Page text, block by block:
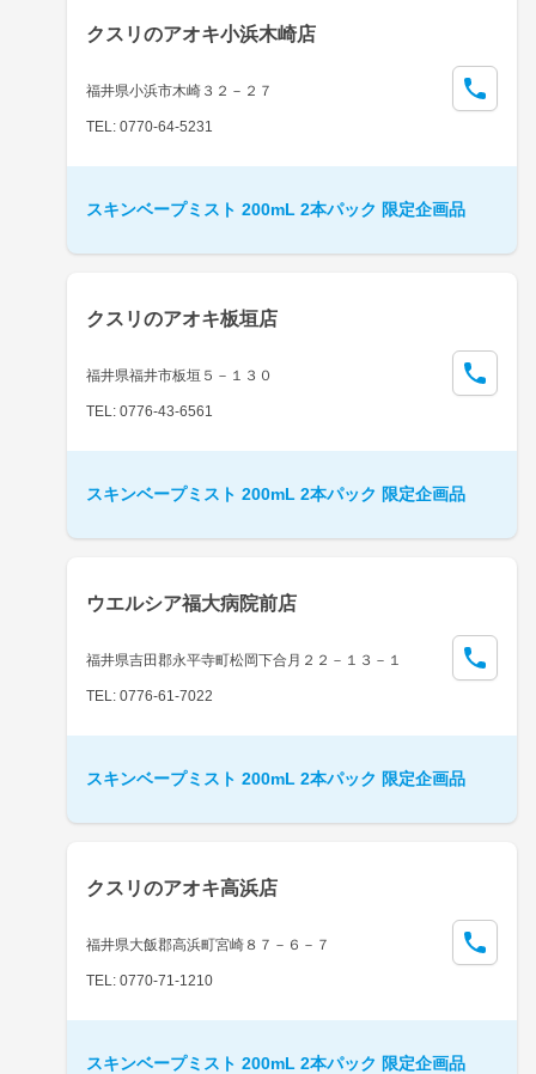
クスリのアオキ小浜木崎店
福井県小浜市木崎３２－２７
TEL: 0770-64-5231
スキンベープミスト 200mL 2本パック 限定企画品
クスリのアオキ板垣店
福井県福井市板垣５－１３０
TEL: 0776-43-6561
スキンベープミスト 200mL 2本パック 限定企画品
ウエルシア福大病院前店
福井県吉田郡永平寺町松岡下合月２２－１３－１
TEL: 0776-61-7022
スキンベープミスト 200mL 2本パック 限定企画品
クスリのアオキ高浜店
福井県大飯郡高浜町宮崎８７－６－７
TEL: 0770-71-1210
スキンベープミスト 200mL 2本パック 限定企画品